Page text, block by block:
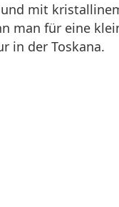
mit
für eine
in der Toskana.